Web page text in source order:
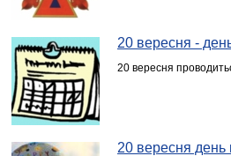
20 вересня -
20 вересня
20 вересня день